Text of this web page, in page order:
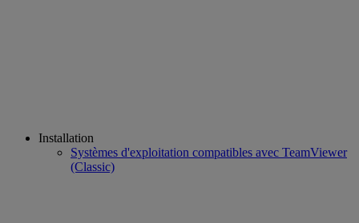
Installation
Systèmes d'exploitation compatibles avec TeamViewer
(Classic)